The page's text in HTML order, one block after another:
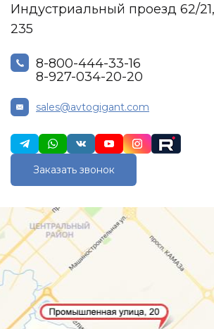
Индустриальный проезд 62/
235
8-800-444-33-16
8-927-034-20-20
sales@avtogigant.com
Заказать звонок